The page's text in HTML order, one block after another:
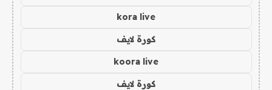
kora live
كورة لايف
koora live
كورة لايف